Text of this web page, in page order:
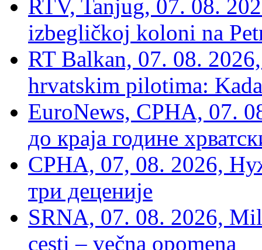
RTV, Tanjug, 07. 08.
izbegličkoj koloni na
RT Balkan, 07. 08.
hrvatskim pilotima:
EuroNews, СРНА, 07.
до краја године
СРНА, 07, 08. 2026,
три деценије
SRNA, 07. 08. 2026,
cesti – večna opomena